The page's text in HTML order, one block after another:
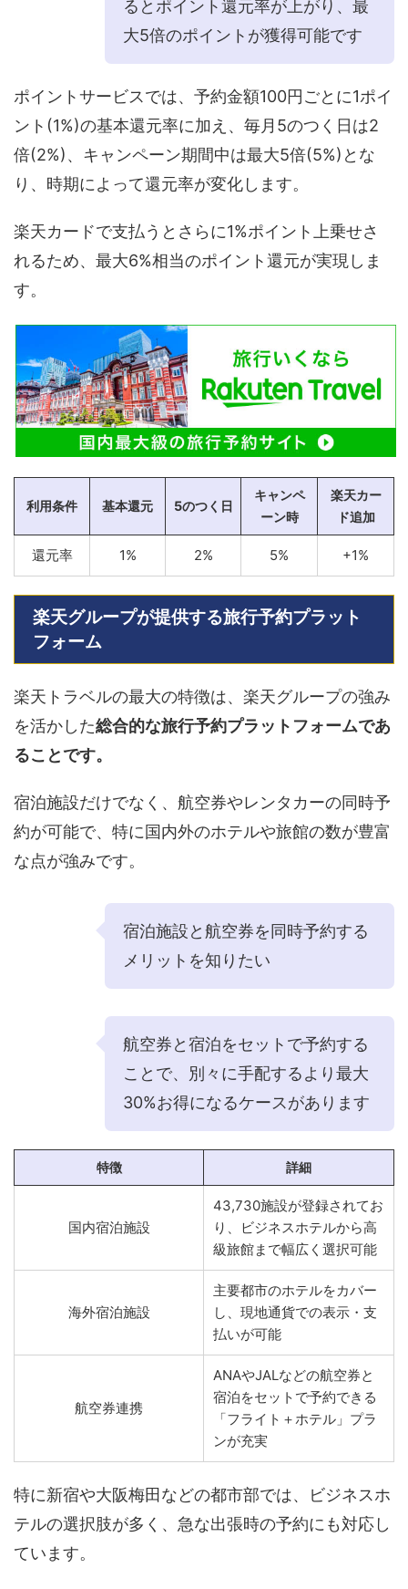
るとポイント還元率が上がり、最
大5倍のポイントが獲得可能です
ポイントサービスでは、予約金額100円ごとに1ポイ
ント(1%)の基本還元率に加え、毎月5のつく日は2
倍(2%)、キャンペーン期間中は最大5倍(5%)とな
り、時期によって還元率が変化します。
楽天カードで支払うとさらに1%ポイント上乗せさ
れるため、最大6%相当のポイント還元が実現しま
す。
利用条件 基本還元 5のつく日
キャンペ
ーン時
楽天カー
ド追加
還元率 1% 2% 5% +1%
楽天グループが提供する旅行予約プラット
フォーム
楽天トラベルの最大の特徴は、楽天グループの強み
を活かした総合的な旅行予約プラットフォームであ
ることです。
宿泊施設だけでなく、航空券やレンタカーの同時予
約が可能で、特に国内外のホテルや旅館の数が豊富
な点が強みです。
宿泊施設と航空券を同時予約する
メリットを知りたい
航空券と宿泊をセットで予約する
ことで、別々に手配するより最大
30%お得になるケースがあります
特徴 詳細
国内宿泊施設
43,730施設が登録されてお
り、ビジネスホテルから高
級旅館まで幅広く選択可能
海外宿泊施設
主要都市のホテルをカバー
し、現地通貨での表示・支
払いが可能
航空券連携
ANAやJALなどの航空券と
宿泊をセットで予約できる
「フライト＋ホテル」プラ
ンが充実
特に新宿や大阪梅田などの都市部では、ビジネスホ
テルの選択肢が多く、急な出張時の予約にも対応し
ています。